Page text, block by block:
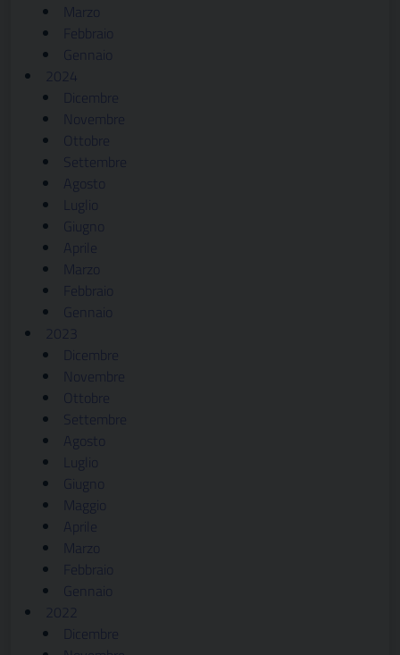
Marzo
Febbraio
Gennaio
2024
Dicembre
Novembre
Ottobre
Settembre
Agosto
Luglio
Giugno
Aprile
Marzo
Febbraio
Gennaio
2023
Dicembre
Novembre
Ottobre
Settembre
Agosto
Luglio
Giugno
Maggio
Aprile
Marzo
Febbraio
Gennaio
2022
Dicembre